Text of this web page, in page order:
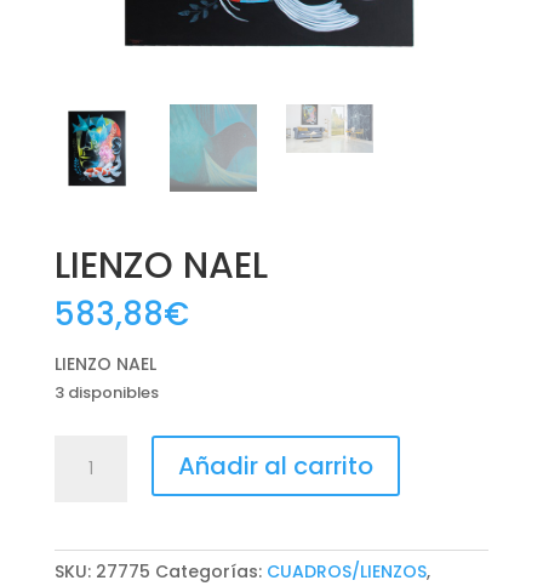
LIENZO NAEL
583,88€
LIENZO NAEL
3 disponibles
NAEL
Añadir al carrito
SKU: 27775 Categorías: CUADROS/LIENZOS,